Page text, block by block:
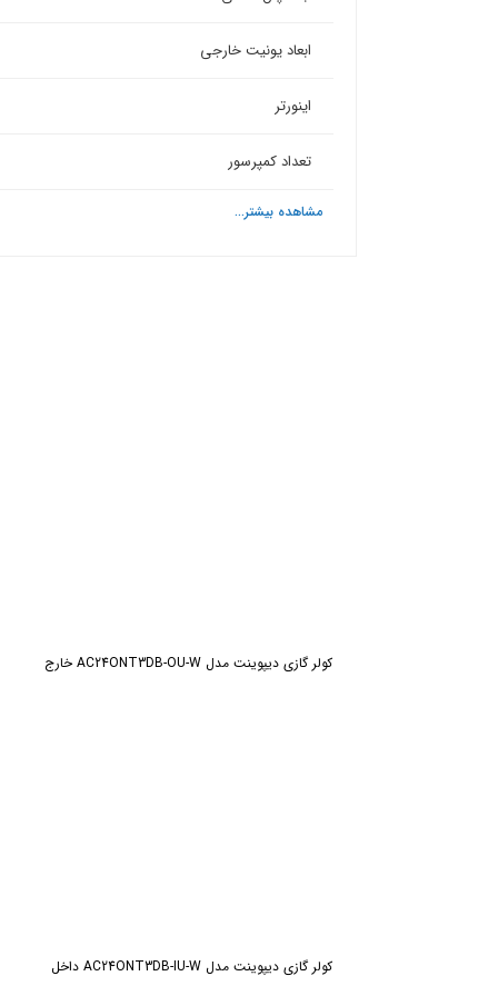
ابعاد یونیت خارجی
اینورتر
تعداد کمپرسور
مشاهده بیشتر...
کولر گازی دیپوینت مدل AC24ONT3DB-OU-W خارج
کولر گازی دیپوینت مدل AC24ONT3DB-IU-W داخل